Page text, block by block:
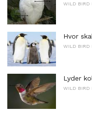
WILD BIRD
Hvor
WILD BIRD
Lyder
WILD BIRD